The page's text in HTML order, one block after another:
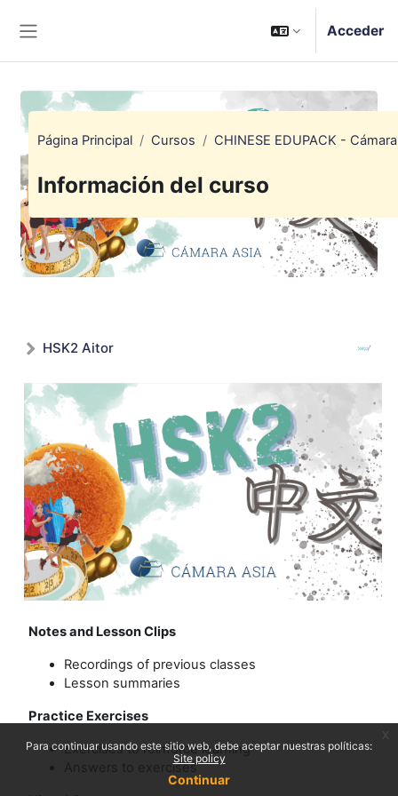
Acceder
Página Principal Cursos CHINESE EDUPACK -
Información del curso
HSK2 Aitor
Notes and Lesson Clips
Recordings of previous classes
Lesson summaries
Practice Exercises
Exercises to reinforce learning
Answers to exercises
Para continuar usando este sitio web, debe aceptar nuestras políticas:
Site policy
Continuar